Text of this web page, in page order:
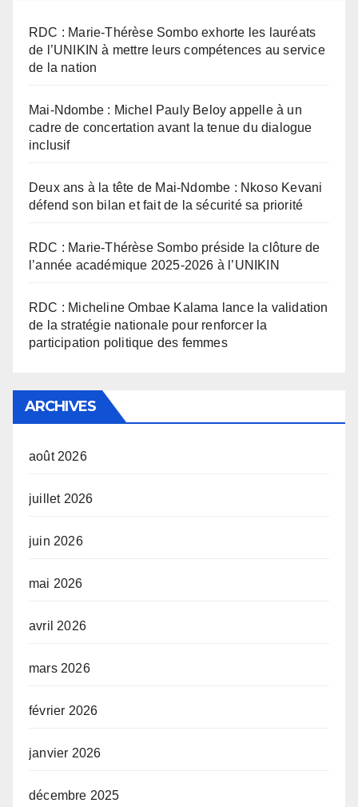
RDC : Marie-Thérèse Sombo exhorte les lauréats
de l’UNIKIN à mettre leurs compétences au service
de la nation
Mai-Ndombe : Michel Pauly Beloy appelle à un
cadre de concertation avant la tenue du dialogue
inclusif
Deux ans à la tête de Mai-Ndombe : Nkoso Kevani
défend son bilan et fait de la sécurité sa priorité
RDC : Marie-Thérèse Sombo préside la clôture de
l’année académique 2025-2026 à l’UNIKIN
RDC : Micheline Ombae Kalama lance la validation
de la stratégie nationale pour renforcer la
participation politique des femmes
ARCHIVES
août 2026
juillet 2026
juin 2026
mai 2026
avril 2026
mars 2026
février 2026
janvier 2026
décembre 2025